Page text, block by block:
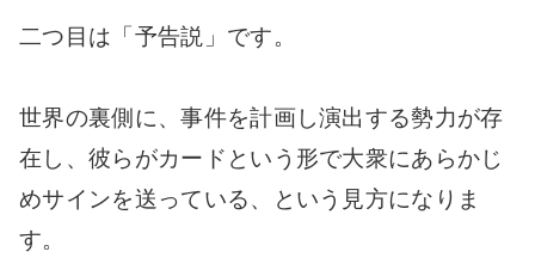
二つ目は「予告説」です。
世界の裏側に、事件を計画し演出する勢力が存
在し、彼らがカードという形で大衆にあらかじ
めサインを送っている、という見方になりま
す。